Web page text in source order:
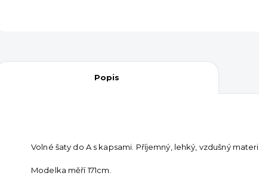
Popis
Volné šaty do A s kapsami. Příjemný, lehký, vzdušný
Modelka měří 171cm.